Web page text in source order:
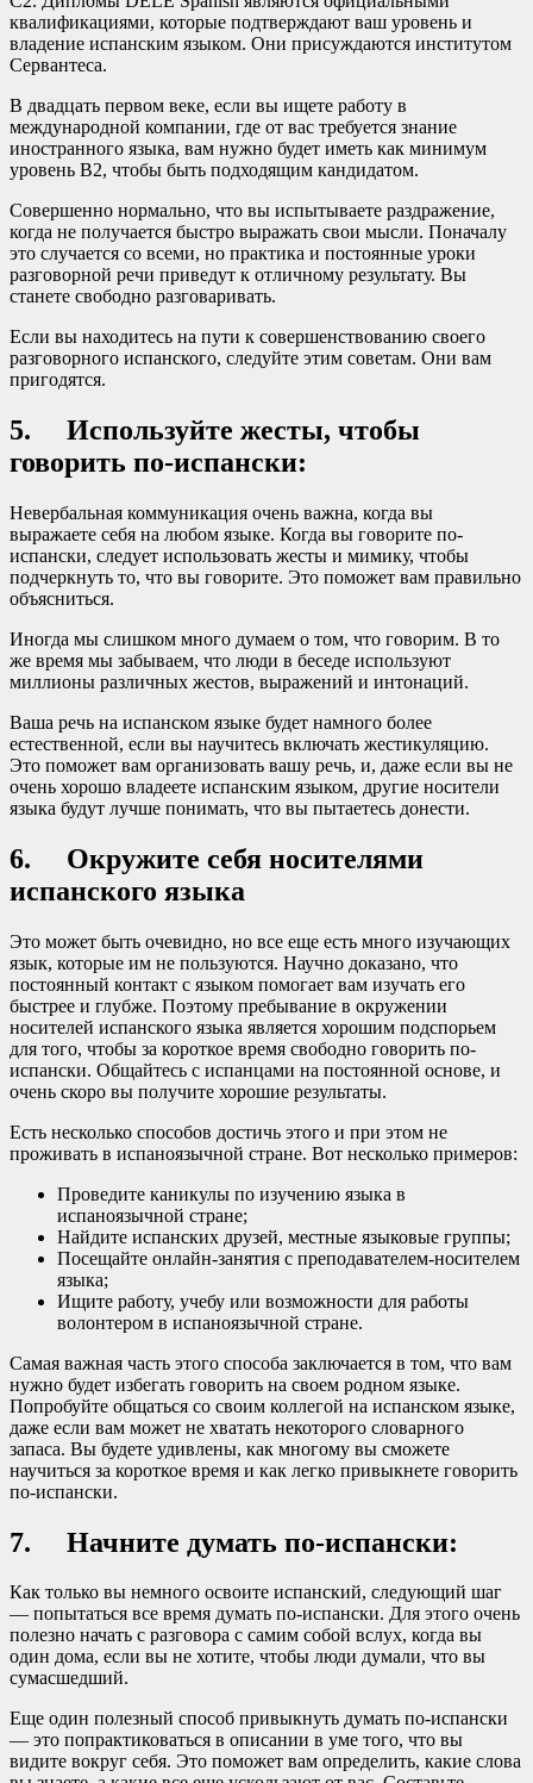
квалификациями, которые подтверждают ваш уровень и
владение испанским языком. Они присуждаются институтом
Сервантеса.
В двадцать первом веке, если вы ищете работу в
международной компании, где от вас требуется знание
иностранного языка, вам нужно будет иметь как минимум
уровень B2, чтобы быть подходящим кандидатом.
Совершенно нормально, что вы испытываете раздражение,
когда не получается быстро выражать свои мысли. Поначалу
это случается со всеми, но практика и постоянные уроки
разговорной речи приведут к отличному результату. Вы
станете свободно разговаривать.
Если вы находитесь на пути к совершенствованию своего
разговорного испанского, следуйте этим советам. Они вам
пригодятся.
5. Используйте жесты, чтобы
говорить по-испански:
Невербальная коммуникация очень важна, когда вы
выражаете себя на любом языке. Когда вы говорите по-
испански, следует использовать жесты и мимику, чтобы
подчеркнуть то, что вы говорите. Это поможет вам правильно
объясниться.
Иногда мы слишком много думаем о том, что говорим. В то
же время мы забываем, что люди в беседе используют
миллионы различных жестов, выражений и интонаций.
Ваша речь на испанском языке будет намного более
естественной, если вы научитесь включать жестикуляцию.
Это поможет вам организовать вашу речь, и, даже если вы не
очень хорошо владеете испанским языком, другие носители
языка будут лучше понимать, что вы пытаетесь донести.
6. Окружите себя носителями
испанского языка
Это может быть очевидно, но все еще есть много изучающих
язык, которые им не пользуются. Научно доказано, что
постоянный контакт с языком помогает вам изучать его
быстрее и глубже. Поэтому пребывание в окружении
носителей испанского языка является хорошим подспорьем
для того, чтобы за короткое время свободно говорить по-
испански. Общайтесь с испанцами на постоянной основе, и
очень скоро вы получите хорошие результаты.
Есть несколько способов достичь этого и при этом не
проживать в испаноязычной стране. Вот несколько примеров:
Проведите каникулы по изучению языка в
испаноязычной стране;
Найдите испанских друзей, местные языковые группы;
Посещайте онлайн-занятия с преподавателем-носителем
языка;
Ищите работу, учебу или возможности для работы
волонтером в испаноязычной стране.
Самая важная часть этого способа заключается в том, что вам
нужно будет избегать говорить на своем родном языке.
Попробуйте общаться со своим коллегой на испанском языке,
даже если вам может не хватать некоторого словарного
запаса. Вы будете удивлены, как многому вы сможете
научиться за короткое время и как легко привыкнете говорить
по-испански.
7. Начните думать по-испански:
Как только вы немного освоите испанский, следующий шаг
— попытаться все время думать по-испански. Для этого очень
полезно начать с разговора с самим собой вслух, когда вы
один дома, если вы не хотите, чтобы люди думали, что вы
сумасшедший.
Еще один полезный способ привыкнуть думать по-испански
— это попрактиковаться в описании в уме того, что вы
видите вокруг себя. Это поможет вам определить, какие слова